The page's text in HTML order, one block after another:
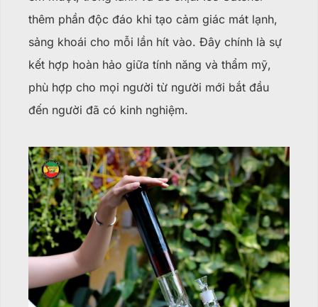
thêm phần độc đáo khi tạo cảm giác mát lạnh,
sảng khoái cho mỗi lần hít vào. Đây chính là sự
kết hợp hoàn hảo giữa tính năng và thẩm mỹ,
phù hợp cho mọi người từ người mới bắt đầu
đến người đã có kinh nghiệm.